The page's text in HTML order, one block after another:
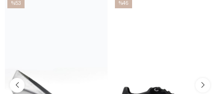
%53
%46